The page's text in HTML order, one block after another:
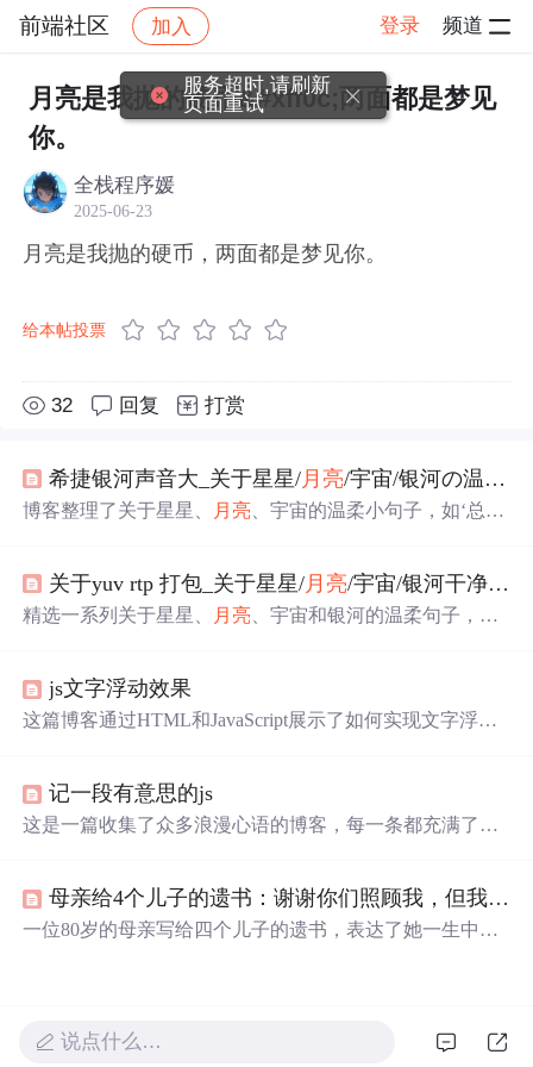
前端社区 加入 登录 频道
社区 前端社区 感慨 帖子详情
月亮是我抛的硬币&#xff0c;两面都是梦见
你。
全栈程序媛
2025-06-23
月亮是我抛的硬币，两面都是梦见你。
给本帖投票
32 回复 打赏
希捷银河声音大_关于星星/ 月亮/宇宙/银河の温柔小句子
博客整理了关于星星、 月亮 、宇宙的温柔小句子，如‘总有
关于yuv rtp 打包_关于星星/ 月亮/宇宙/银河干净句子
精选一系列关于星星、 月亮 、宇宙和银河的温柔句子，每
js文字浮动效果
这篇博客通过HTML和JavaScript展示了如何实现文字浮动
在页面上随机飘动的视觉效果。此外，文中还包含了对CS
S样式和JavaScript事件监听的运用，增加了互动性和趣味
记一段有意思的js
这是一篇收集了众多浪漫心语的博客，每一条都充满了甜
的独特情感，仿佛每个瞬间都因你而闪耀。这些话语如同
繁星，照亮了平凡的日子，让人感受到爱的力量和美好。
母亲给4个儿子的遗书：谢谢你们照顾我，但我后悔生下你们
一位80岁的母亲写给四个儿子的遗书，表达了她一生中抚
说点什么…
服务超时,请刷新
页面重试